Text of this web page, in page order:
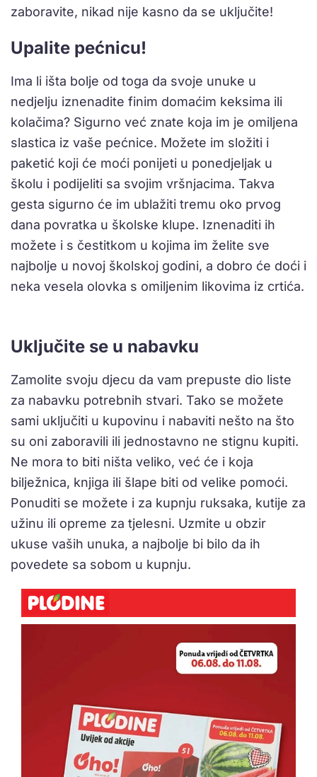
zaboravite, nikad nije kasno da se uključite!
Upalite pećnicu!
Ima li išta bolje od toga da svoje unuke u
nedjelju iznenadite finim domaćim keksima ili
kolačima? Sigurno već znate koja im je omiljena
slastica iz vaše pećnice. Možete im složiti i
paketić koji će moći ponijeti u ponedjeljak u
školu i podijeliti sa svojim vršnjacima. Takva
gesta sigurno će im ublažiti tremu oko prvog
dana povratka u školske klupe. Iznenaditi ih
možete i s čestitkom u kojima im želite sve
najbolje u novoj školskoj godini, a dobro će doći i
neka vesela olovka s omiljenim likovima iz crtića.
Uključite se u nabavku
Zamolite svoju djecu da vam prepuste dio liste
za nabavku potrebnih stvari. Tako se možete
sami uključiti u kupovinu i nabaviti nešto na što
su oni zaboravili ili jednostavno ne stignu kupiti.
Ne mora to biti ništa veliko, već će i koja
bilježnica, knjiga ili šlape biti od velike pomoći.
Ponuditi se možete i za kupnju ruksaka, kutije za
užinu ili opreme za tjelesni. Uzmite u obzir
ukuse vaših unuka, a najbolje bi bilo da ih
povedete sa sobom u kupnju.